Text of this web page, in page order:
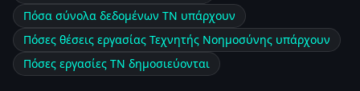
Πόσα σύνολα δεδομένων ΤΝ υπάρχουν
Πόσες θέσεις εργασίας Τεχνητής Νοημοσύνης υπάρχουν
Πόσες εργασίες ΤΝ δημοσιεύονται